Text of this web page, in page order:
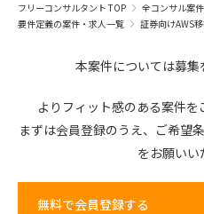
フリーコンサルタント TOP
全コンサル案
要件定義の案件・求人一覧
証券向けAWS
本案件については募集
よりフィット感のある案件を
まずは会員登録のうえ、 ご希望
をお願いい
無料で会員登録する